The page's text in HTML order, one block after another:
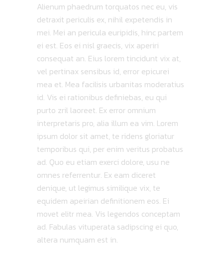
Alienum phaedrum torquatos nec eu, vis
detraxit periculis ex, nihil expetendis in
mei. Mei an pericula euripidis, hinc partem
ei est. Eos ei nisl graecis, vix aperiri
consequat an. Eius lorem tincidunt vix at,
vel pertinax sensibus id, error epicurei
mea et. Mea facilisis urbanitas moderatius
id. Vis ei rationibus definiebas, eu qui
purto zril laoreet. Ex error omnium
interpretaris pro, alia illum ea vim. Lorem
ipsum dolor sit amet, te ridens gloriatur
temporibus qui, per enim veritus probatus
ad. Quo eu etiam exerci dolore, usu ne
omnes referrentur. Ex eam diceret
denique, ut legimus similique vix, te
equidem apeirian definitionem eos. Ei
movet elitr mea. Vis legendos conceptam
ad. Fabulas vituperata sadipscing ei quo,
altera numquam est in.